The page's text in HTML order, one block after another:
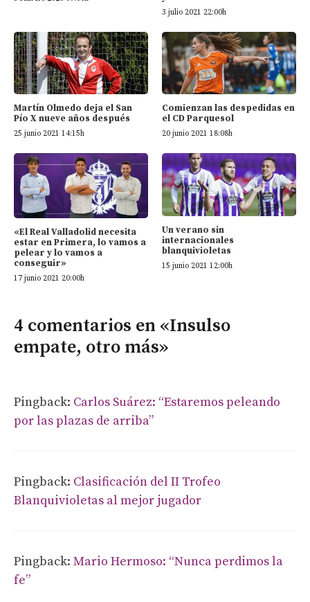
3 julio 2021 22:00h
Martín Olmedo deja el San
Pío X nueve años después
25 junio 2021 14:15h
Comienzan las despedidas en
el CD Parquesol
20 junio 2021 18:08h
«El Real Valladolid necesita
estar en Primera, lo vamos a
pelear y lo vamos a
conseguir»
17 junio 2021 20:00h
Un verano sin
internacionales
blanquivioletas
15 junio 2021 12:00h
4 comentarios en «Insulso
empate, otro más»
Pingback: Carlos Suárez: “Estaremos peleando
por las plazas de arriba”
Pingback: Clasificación del II Trofeo
Blanquivioletas al mejor jugador
Pingback: Mario Hermoso: “Nunca perdimos la
fe”